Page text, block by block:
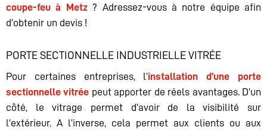
coupe-feu à Metz? Adressez-vous à notre équipe afin
d’obtenir un devis !
PORTE SECTIONNELLE INDUSTRIELLE VITRÉE
Pour certaines entreprises, l’installation d’une porte
sectionnelle vitrée peut apporter de réels avantages. D’un
côté, le vitrage permet d’avoir de la visibilité sur
l’extérieur. A l’inverse, cela permet aux clients ou aux